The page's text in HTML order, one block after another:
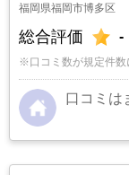
福岡県福岡市博多区
総合評価 -
※口コミ数が規定件数
口コミは